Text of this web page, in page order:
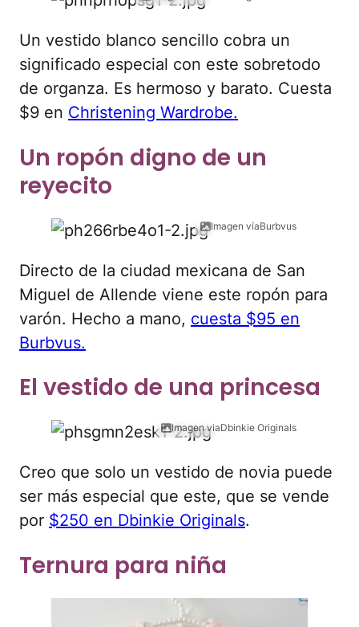
Un vestido blanco sencillo cobra un
significado especial con este sobretodo
de organza. Es hermoso y barato. Cuesta
$9 en Christening Wardrobe.
Un ropón digno de un
reyecito
Imagen víaBurbvus
Directo de la ciudad mexicana de San
Miguel de Allende viene este ropón para
varón. Hecho a mano, cuesta $95 en
Burbvus.
El vestido de una princesa
Imagen viaDbinkie Originals
Creo que solo un vestido de novia puede
ser más especial que este, que se vende
por $250 en Dbinkie Originals.
Ternura para niña